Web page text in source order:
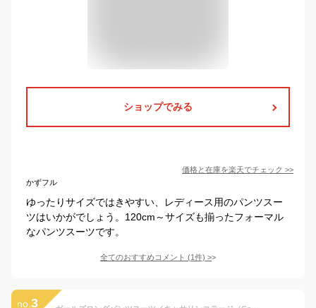
ショップでみる
価格と在庫を楽天でチェック >>
かずフル
ゆったりサイズではきやすい、レディース用のパンツスー
ツはいかがでしょう。120cm～サイズも揃ったフォーマル
なパンツスーツです。
全てのおすすめコメント (1件) >
no. 3